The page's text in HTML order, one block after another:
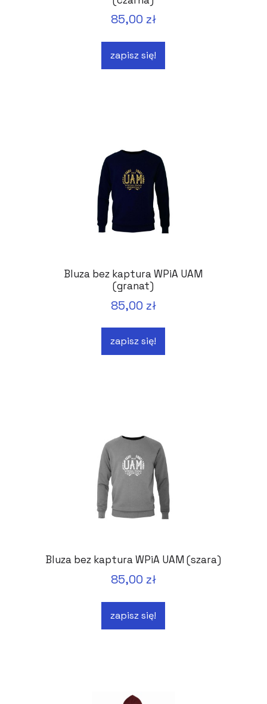
85,00 zł
zapisz się!
Bluza bez kaptura WPiA UAM
(granat)
85,00 zł
zapisz się!
Bluza bez kaptura WPiA UAM (szara)
85,00 zł
zapisz się!